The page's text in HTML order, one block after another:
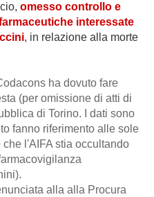
omesso controllo e
interessate
, in relazione alla morte
ha dovuto fare
(per omissione di atti di
di Torino. I dati sono
fanno riferimento alle sole
l'AIFA stia occultando
alla alla Procura